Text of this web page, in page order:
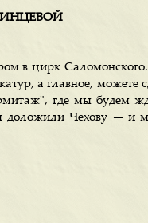
в цирк
а главное, можете
где мы будем
доложили Чехову — и